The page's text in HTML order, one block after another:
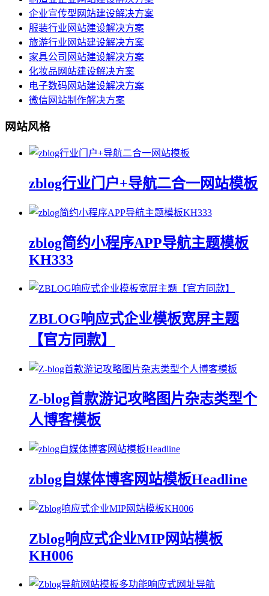
企业宣传型网站建设解决方案
服装行业网站建设解决方案
旅游行业网站建设解决方案
家具公司网站建设解决方案
化妆品网站建设解决方案
电子数码网站建设解决方案
微信网站制作解决方案
网站风格
zblog行业门户+导航二合一网站模板
zblog简约小程序APP导航主题模板
KH333
ZBLOG响应式企业模板宽屏主题
【官方同款】
Z-blog首款游记攻略图片杂志类型个
人博客模板
zblog自媒体博客网站模板Headline
Zblog响应式企业MIP网站模板
KH006